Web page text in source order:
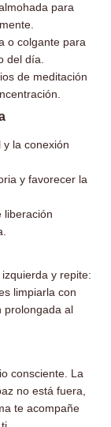
para
o colgante para
del día.
de meditación
y la conexión
y favorecer la
liberación
y repite:
limpiarla con
prolongada al
consciente. La
no está fuera,
te acompañe